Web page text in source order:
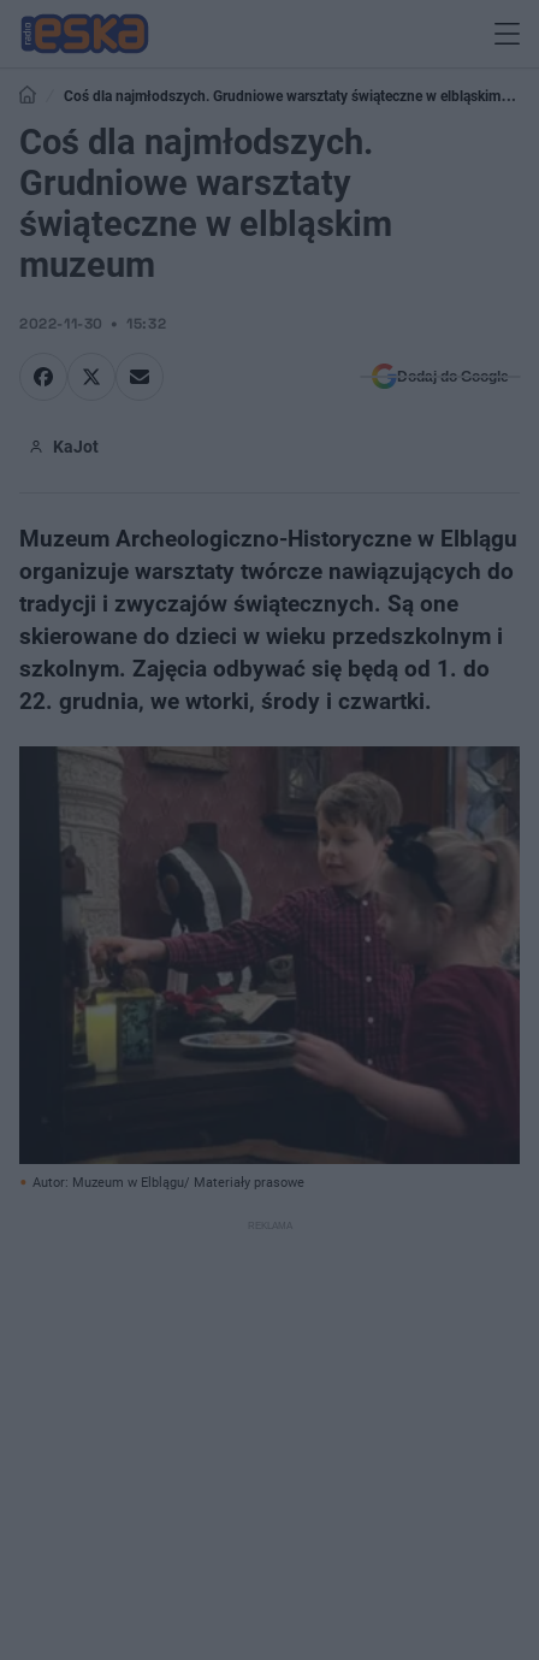
Coś dla najmłodszych. Grudniowe warsztaty świąteczne w elbląskim
muzeum
Coś dla najmłodszych.
Grudniowe warsztaty
świąteczne w elbląskim
muzeum
2022-11-30 15:32
Dodaj do Google
KaJot
Muzeum Archeologiczno-Historyczne w Elblągu
organizuje warsztaty twórcze nawiązujących do
tradycji i zwyczajów świątecznych. Są one
skierowane do dzieci w wieku przedszkolnym i
szkolnym. Zajęcia odbywać się będą od 1. do
22. grudnia, we wtorki, środy i czwartki.
Autor: Muzeum w Elblągu/ Materiały prasowe